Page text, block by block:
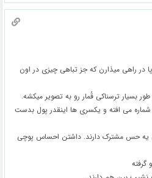
در راهی میذارن که جز تباهی چیزی در اون
بسیار ترسناکی قُمار رو به تصویر میکشه.
می افته و یکسری ها اینقدر پول بدست
یه حس مشترک دارند. داشتن احساس پوچی